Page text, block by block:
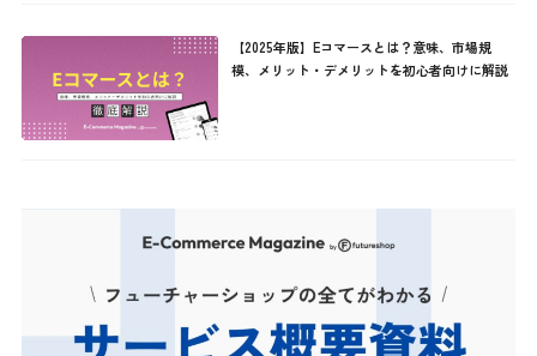
【2025年版】Eコマースとは？意味、市場規
模、メリット・デメリットを初心者向けに解説